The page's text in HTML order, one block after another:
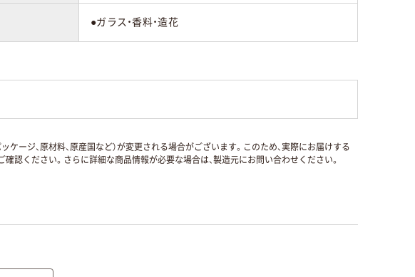
●ガラス・香料・造花
ージ、原材料、原産国など）が変更される場合がございます。このため、実際にお届けする
ください。さらに詳細な商品情報が必要な場合は、製造元にお問い合わせください。